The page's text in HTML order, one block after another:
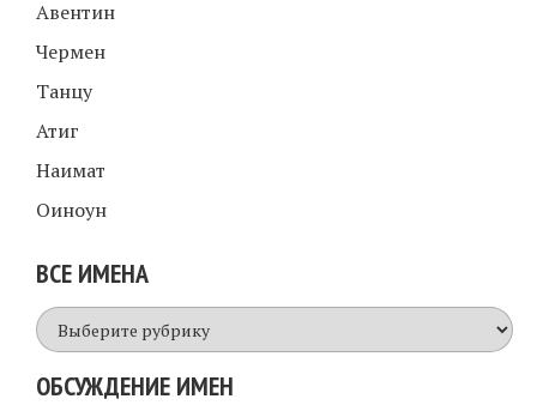
Авентин
Чермен
Танцу
Атиг
Наимат
Оиноун
ВСЕ ИМЕНА
Все
имена
ОБСУЖДЕНИЕ ИМЕН